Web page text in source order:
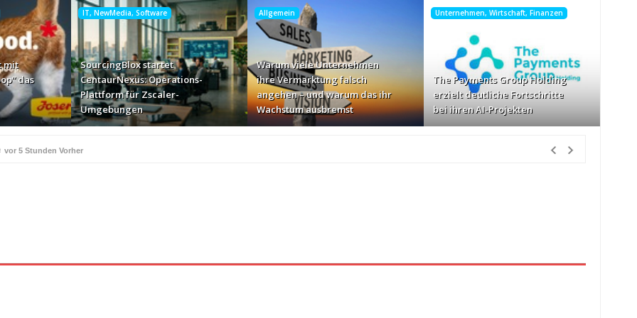
mit
das
IT, NewMedia, Software
SourcingBlox startet
CentaurNexus: Operations-
Plattform für Zscaler-
Umgebungen
Allgemein
Warum viele Unternehmen
ihre Vermarktung falsch
angehen – und warum das ihr
Wachstum ausbremst
Unternehmen, Wirtschaft, Finanzen
The Payments Group Holding
erzielt deutliche Fortschritte
bei ihren AI-Projekten
vor 5 Stunden Vorher
warum das ihr Wachstum ausbremst
AI-Projekten